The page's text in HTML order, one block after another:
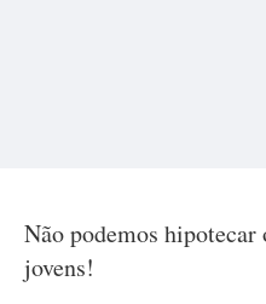
Não podemos hipotecar
jovens!